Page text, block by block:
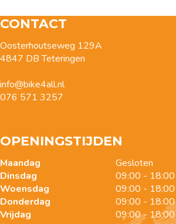
CONTACT
Oosterhoutseweg 129A
4847 DB Teteringen
info@bike4all.nl
076 571 3257
OPENINGSTIJDEN
Maandag
Dinsdag
Woensdag
Donderdag
Vrijdag
Gesloten
09:00 - 18:00
09:00 - 18:00
09:00 - 18:00
09:00 - 18:00